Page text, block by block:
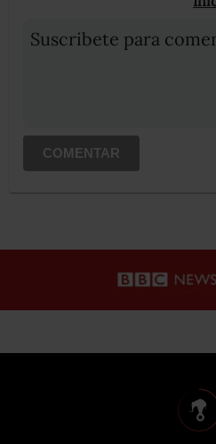
Suscribete para
COMENTAR